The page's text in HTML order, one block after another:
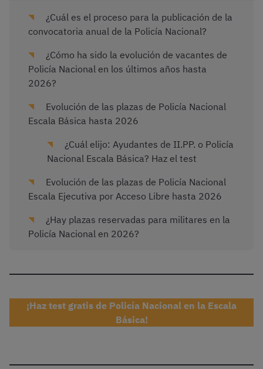
¿Cuál es el proceso para la publicación de la
convocatoria anual de la Policía Nacional?
¿Cómo ha sido la evolución de vacantes de
Policía Nacional en los últimos años hasta
2026?
Evolución de las plazas de Policía Nacional
Escala Básica hasta 2026
¿Cuál elijo: Ayudantes de II.PP. o Policía
Nacional Escala Básica? Haz el test
Evolución de las plazas de Policía Nacional
Escala Ejecutiva por Acceso Libre hasta 2026
¿Hay plazas reservadas para militares en la
Policía Nacional en 2026?
¡Haz test gratis de Policía Nacional en la Escala
Básica!